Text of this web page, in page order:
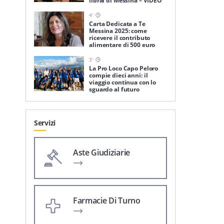
4'
Carta Dedicata a Te
Messina 2025: come
ricevere il contributo
alimentare di 500 euro
3'
La Pro Loco Capo Peloro
compie dieci anni: il
viaggio continua con lo
sguardo al futuro
Servizi
Aste Giudiziarie
Farmacie Di Turno